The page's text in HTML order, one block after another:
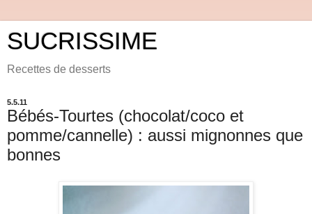
SUCRISSIME
Recettes de desserts
5.5.11
Bébés-Tourtes (chocolat/coco et
pomme/cannelle) : aussi mignonnes que
bonnes